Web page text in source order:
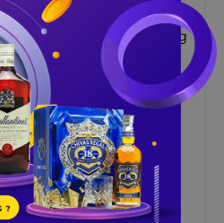
phá. Đây sẽ là một
mà chắc hẳn ai cũng